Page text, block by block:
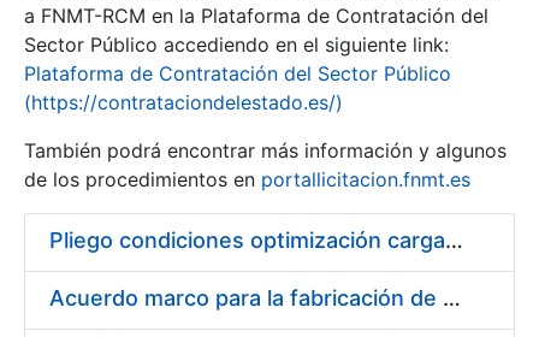
a FNMT-RCM en la Plataforma de Contratación del
Sector Público accediendo en el siguiente link:
Plataforma de Contratación del Sector Público
(https://contrataciondelestado.es/)
También podrá encontrar más información y algunos
de los procedimientos en portallicitacion.fnmt.es
Pliego condiciones optimización cargas compras firmado
Acuerdo marco para la fabricación de piezas